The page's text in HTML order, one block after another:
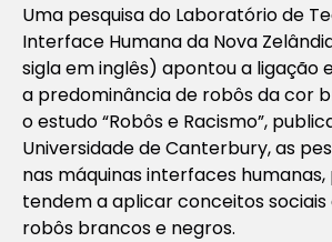
Uma pesquisa do Laboratório de
Interface Humana da Nova
sigla em inglês) apontou a ligação
a predominância de robôs da cor
o estudo “Robôs e Racismo”,
Universidade de Canterbury, as
nas máquinas interfaces
tendem a aplicar conceitos
robôs brancos e negros.